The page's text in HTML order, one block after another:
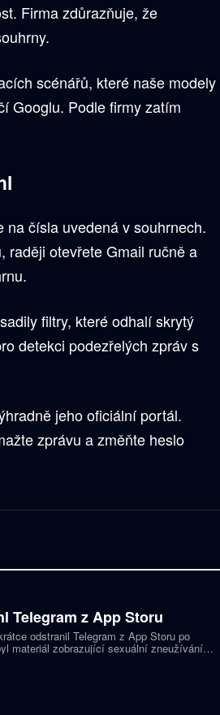
Firma zdůrazňuje, že
scénářů, které naše modely
Googlu. Podle firmy zatím
čísla uvedená v souhrnech.
raději otevřete Gmail ručně a
filtry, které odhalí skrytý
detekci podezřelých zpráv s
jeho oficiální portál.
zprávu a změňte heslo
Telegram z App Storu
odstranil Telegram z App Storu po
materiál zobrazující sexuální zneužívání
jeden uživatel. Telegram účet rychle
během stejného dne do obchodu vrátila.